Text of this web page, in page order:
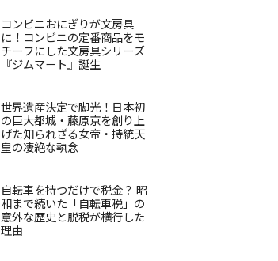
コンビニおにぎりが文房具
に！コンビニの定番商品をモ
チーフにした文房具シリーズ
『ジムマート』誕生
世界遺産決定で脚光！日本初
の巨大都城・藤原京を創り上
げた知られざる女帝・持統天
皇の凄絶な執念
自転車を持つだけで税金？ 昭
和まで続いた「自転車税」の
意外な歴史と脱税が横行した
理由